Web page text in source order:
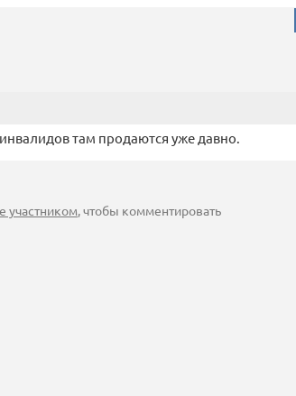
там продаются уже давно.
участником, чтобы комментировать